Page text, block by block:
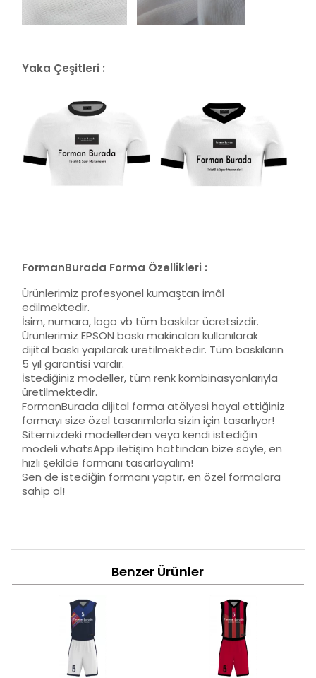
Yaka Çeşitleri :
FormanBurada Forma Özellikleri :
Ürünlerimiz profesyonel kumaştan imâl
edilmektedir.
İsim, numara, logo vb tüm baskılar ücretsizdir.
Ürünlerimiz EPSON baskı makinaları kullanılarak
dijital baskı yapılarak üretilmektedir. Tüm baskıların
5 yıl garantisi vardır.
İstediğiniz modeller, tüm renk kombinasyonlarıyla
üretilmektedir.
FormanBurada dijital forma atölyesi hayal ettiğiniz
formayı size özel tasarımlarla sizin için tasarlıyor!
Sitemizdeki modellerden veya kendi istediğin
modeli whatsApp iletişim hattından bize söyle, en
hızlı şekilde formanı tasarlayalım!
Sen de istediğin formanı yaptır, en özel formalara
sahip ol!
Benzer Ürünler